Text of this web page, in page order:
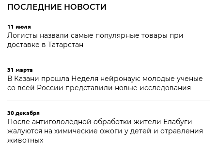
ПОСЛЕДНИЕ НОВОСТИ
11 июля
Логисты назвали самые популярные товары при
доставке в Татарстан
31 марта
В Казани прошла Неделя нейронаук: молодые ученые
со всей России представили новые исследования
30 декабря
После антигололёдной обработки жители Елабуги
жалуются на химические ожоги у детей и отравления
животных